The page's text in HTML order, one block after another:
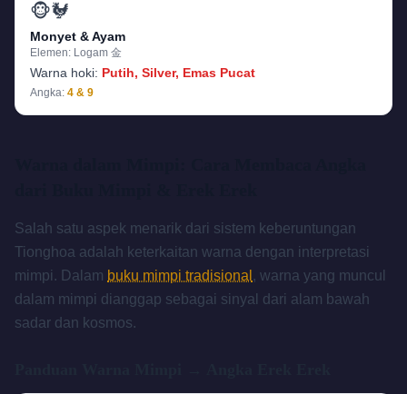
🐵🐓
Monyet & Ayam
Elemen: Logam 金
Warna hoki: Putih, Silver, Emas Pucat
Angka: 4 & 9
Salah satu aspek menarik dari sistem keberuntungan
Tionghoa adalah keterkaitan warna dengan interpretasi
mimpi. Dalam buku mimpi tradisional , warna yang muncul
dalam mimpi dianggap sebagai sinyal dari alam bawah
sadar dan kosmos.